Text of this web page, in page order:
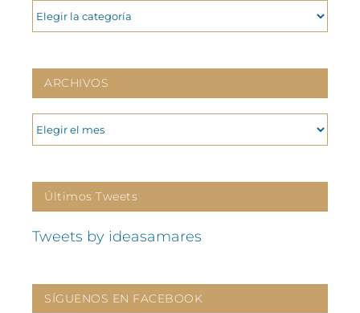
CATEGORIAS
ARCHIVOS
ARCHIVOS
Últimos Tweets
Tweets by ideasamares
SÍGUENOS EN FACEBOOK